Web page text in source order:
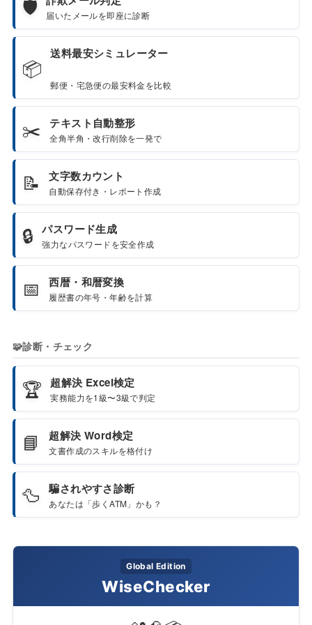
🛡️ 届いたメールを即座に診断
📦
送料最安シミュレーター
郵便・宅急便の最安料金を比較
✂️ テキスト自動整形
全角半角・改行削除を一発で
📝 文字数カウント
自動保存付き・レポート作成
🔒 パスワード生成
強力なパスワードを安全作成
📅 西暦・和暦変換
履歴書の年号・年齢を計算
🧩診断・チェック
🏆 超解決 Excel検定
実務能力を1級〜3級で判定
📘 超解決 Word検定
文書作成のスキルを格付け
🦆 騙されやすさ診断
あなたは「歩くATM」かも？
Global Edition
WiseChecker